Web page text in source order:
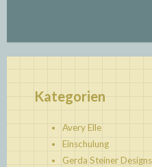
Kategorien
Avery Elle
Einschulung
Gerda Steiner Designs